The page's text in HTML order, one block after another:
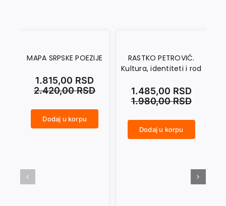
MAPA SRPSKE POEZIJE
2.420,00RSD
1.815,00 RSD
Dodaj u korpu
RASTKO PETROVIĆ.
Kultura, identiteti i rod
1.980,00RSD
1.485,00 RSD
Dodaj u korpu